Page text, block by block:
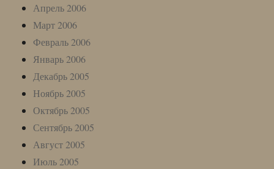
Апрель 2006
Март 2006
Февраль 2006
Январь 2006
Декабрь 2005
Ноябрь 2005
Октябрь 2005
Сентябрь 2005
Август 2005
Июль 2005